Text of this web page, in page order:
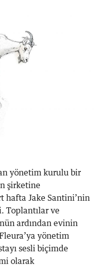
yönetim kurulu bir
şirketine
hafta Jake Santini’nin
Toplantılar ve
ardından evinin
yönetim
sesli biçimde
olarak